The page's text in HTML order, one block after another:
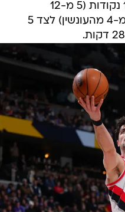
רצוף בספרות כפולות עם 14 נקודות (5 מ-12
מהשדה, 1 מ-4 מהשלוש, 3 מ-4 מהעונשין) לצד 5